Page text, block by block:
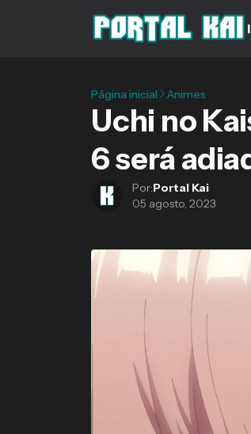
Página inicial Animes
Uchi no
6 será
Por:Portal Kai
05 agosto, 2023